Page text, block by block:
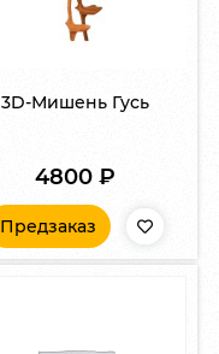
3D-Мишень Гусь
4800 ₽
Предзаказ